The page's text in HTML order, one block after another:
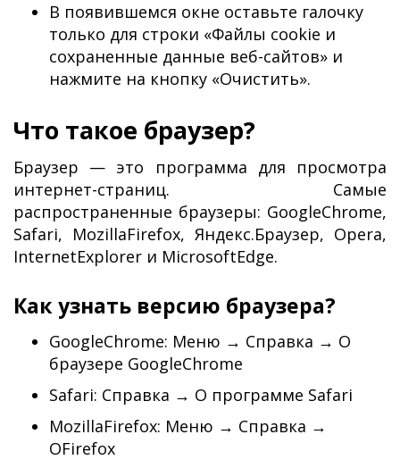
В появившемся окне оставьте галочку
только для строки «Файлы cookie и
сохраненные данные веб-сайтов» и
нажмите на кнопку «Очистить».
Что такое браузер?
Браузер — это программа для просмотра
интернет-страниц. Самые
распространенные браузеры: GoogleChrome,
Safari, MozillaFirefox, Яндекс.Браузер, Opera,
InternetExplorer и MicrosoftEdge.
Как узнать версию браузера?
GoogleChrome: Меню → Справка → О
браузере GoogleChrome
Safari: Справка → О программе Safari
MozillaFirefox: Меню → Справка →
ОFirefox